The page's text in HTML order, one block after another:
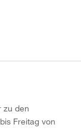
zu den
Freitag von